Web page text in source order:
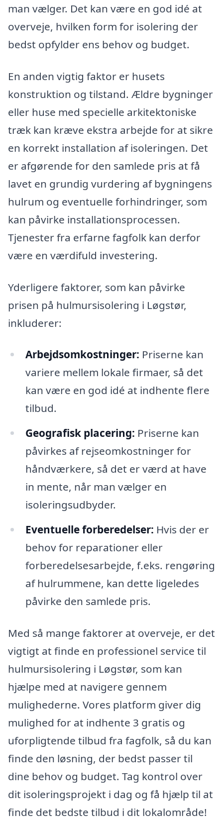
man vælger. Det kan være en god idé at
overveje, hvilken form for isolering der
bedst opfylder ens behov og budget.
En anden vigtig faktor er husets
konstruktion og tilstand. Ældre bygninger
eller huse med specielle arkitektoniske
træk kan kræve ekstra arbejde for at sikre
en korrekt installation af isoleringen. Det
er afgørende for den samlede pris at få
lavet en grundig vurdering af bygningens
hulrum og eventuelle forhindringer, som
kan påvirke installationsprocessen.
Tjenester fra erfarne fagfolk kan derfor
være en værdifuld investering.
Yderligere faktorer, som kan påvirke
prisen på hulmursisolering i Løgstør,
inkluderer:
Arbejdsomkostninger: Priserne kan
variere mellem lokale firmaer, så det
kan være en god idé at indhente flere
tilbud.
Geografisk placering: Priserne kan
påvirkes af rejseomkostninger for
håndværkere, så det er værd at have
in mente, når man vælger en
isoleringsudbyder.
Eventuelle forberedelser: Hvis der er
behov for reparationer eller
forberedelsesarbejde, f.eks. rengøring
af hulrummene, kan dette ligeledes
påvirke den samlede pris.
Med så mange faktorer at overveje, er det
vigtigt at finde en professionel service til
hulmursisolering i Løgstør, som kan
hjælpe med at navigere gennem
mulighederne. Vores platform giver dig
mulighed for at indhente 3 gratis og
uforpligtende tilbud fra fagfolk, så du kan
finde den løsning, der bedst passer til
dine behov og budget. Tag kontrol over
dit isoleringsprojekt i dag og få hjælp til at
finde det bedste tilbud i dit lokalområde!